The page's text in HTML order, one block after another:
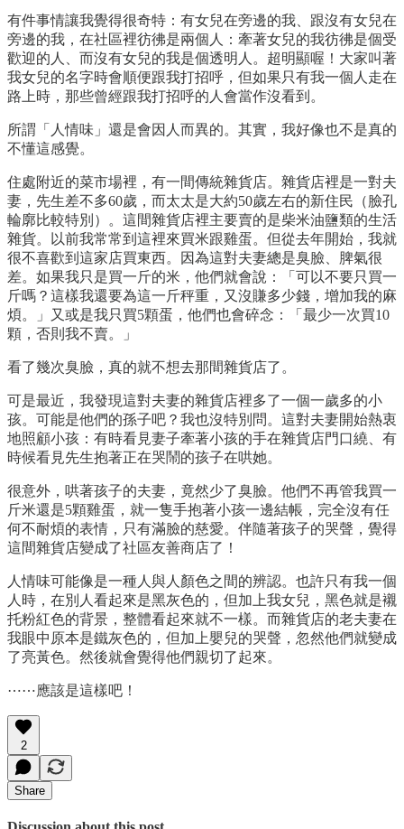
有件事情讓我覺得很奇特：有女兒在旁邊的我、跟沒有女兒在
旁邊的我，在社區裡彷彿是兩個人：牽著女兒的我彷彿是個受
歡迎的人、而沒有女兒的我是個透明人。超明顯喔！大家叫著
我女兒的名字時會順便跟我打招呼，但如果只有我一個人走在
路上時，那些曾經跟我打招呼的人會當作沒看到。
所謂「人情味」還是會因人而異的。其實，我好像也不是真的
不懂這感覺。
住處附近的菜市場裡，有一間傳統雜貨店。雜貨店裡是一對夫
妻，先生差不多60歲，而太太是大約50歲左右的新住民（臉孔
輪廓比較特別）。這間雜貨店裡主要賣的是柴米油鹽類的生活
雜貨。以前我常常到這裡來買米跟雞蛋。但從去年開始，我就
很不喜歡到這家店買東西。因為這對夫妻總是臭臉、脾氣很
差。如果我只是買一斤的米，他們就會說：「可以不要只買一
斤嗎？這樣我還要為這一斤秤重，又沒賺多少錢，增加我的麻
煩。」又或是我只買5顆蛋，他們也會碎念：「最少一次買10
顆，否則我不賣。」
看了幾次臭臉，真的就不想去那間雜貨店了。
可是最近，我發現這對夫妻的雜貨店裡多了一個一歲多的小
孩。可能是他們的孫子吧？我也沒特別問。這對夫妻開始熱衷
地照顧小孩：有時看見妻子牽著小孩的手在雜貨店門口繞、有
時候看見先生抱著正在哭鬧的孩子在哄她。
很意外，哄著孩子的夫妻，竟然少了臭臉。他們不再管我買一
斤米還是5顆雞蛋，就一隻手抱著小孩一邊結帳，完全沒有任
何不耐煩的表情，只有滿臉的慈愛。伴隨著孩子的哭聲，覺得
這間雜貨店變成了社區友善商店了！
人情味可能像是一種人與人顏色之間的辨認。也許只有我一個
人時，在別人看起來是黑灰色的，但加上我女兒，黑色就是襯
托粉紅色的背景，整體看起來就不一樣。而雜貨店的老夫妻在
我眼中原本是鐵灰色的，但加上嬰兒的哭聲，忽然他們就變成
了亮黃色。然後就會覺得他們親切了起來。
⋯⋯應該是這樣吧！
2
Share